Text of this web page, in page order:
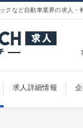
クなど自動車業界の求人・
求人詳細情報